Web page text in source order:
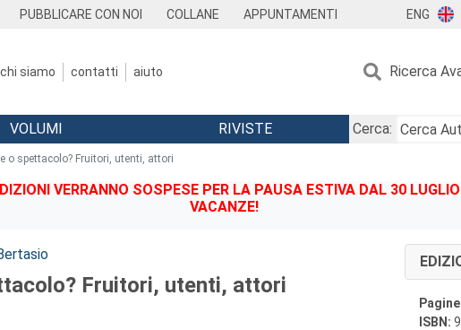
PUBBLICARE CON NOI COLLANE APPUNTAMENTI ENG
chi siamo contatti aiuto Ricerca
VOLUMI RIVISTE
Cerca:
o spettacolo? Fruitori, utenti, attori
VERRANNO SOSPESE PER LA PAUSA ESTIVA DAL 30
VACANZE!
Fruitori, utenti, attori
ISBN: